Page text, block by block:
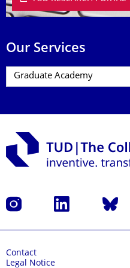
Our Services
Instagram LinkedIn Bluesky
Contact
Legal Notice